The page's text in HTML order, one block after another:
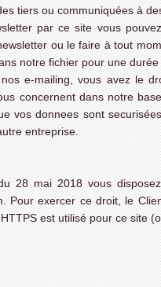
tiers ou communiquées à
par ce site vous
ou le faire à tout
notre fichier pour une
e-mailing, vous avez le
concernent dans notre
vos donnees sont
entreprise.
28 mai 2018 vous
Pour exercer ce droit, le
est utilisé pour ce site